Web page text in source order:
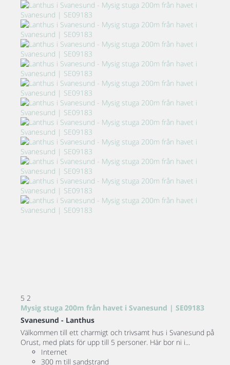
5 2
Mysig stuga 200m från havet i Svanesund | SE09183
Svanesund - Lanthus
Välkommen till ett charmigt och trivsamt hus i Svanesund på
Orust, med plats för upp till 5 personer. Här bor ni i...
Internet
300 m till sandstrand